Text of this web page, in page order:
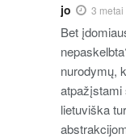
jo 3 metai
Bet
nurodymų,
atpažįstami
lietuviška